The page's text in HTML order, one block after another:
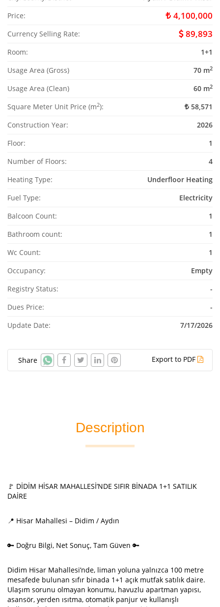
Price:
4,100,000
Currency Selling Rate: 89,893
Room:
1+1
Usage Area (Gross)
70 m2
Usage Area (Clean) 60 m2
Square Meter Unit Price (m2):
58,571
Construction Year:
2026
Floor:
1
Number of Floors:
4
Heating Type:
Underfloor Heating
Fuel Type:
Electricity
Balcoon Count:
1
Bathroom count:
1
Wc Count:
1
Occupancy:
Empty
Registry Status:
-
Dues Price:
-
Update Date:
7/17/2026
Share Export to PDF
Description
🚩 DİDİM HİSAR MAHALLESİ’NDE SIFIR BİNADA 1+1 SATILIK
DAİRE
📍 Hisar Mahallesi – Didim / Aydın
🔑 Doğru Bilgi, Net Sonuç, Tam Güven 🔑
Didim Hisar Mahallesi’nde, liman yoluna yalnızca 100 metre
mesafede bulunan sıfır binada 1+1 açık mutfak satılık daire.
Ulaşım sorunu olmayan konumu, havuzlu apartman yapısı,
asansör, yerden ısıtma, otomatik panjur ve kullanışlı